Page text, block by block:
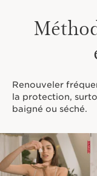
Renouveler
la protection,
baigné ou séché.